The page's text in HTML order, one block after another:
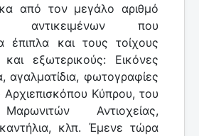
από τον μεγάλο αριθμό
αντικειμένων που
έπιπλα και τους τοίχους
και εξωτερικούς: Εικόνες
αγαλματίδια, φωτογραφίες
Κύπρου, του
Αντιοχείας,
καντήλια, κλπ. Έμενε τώρα